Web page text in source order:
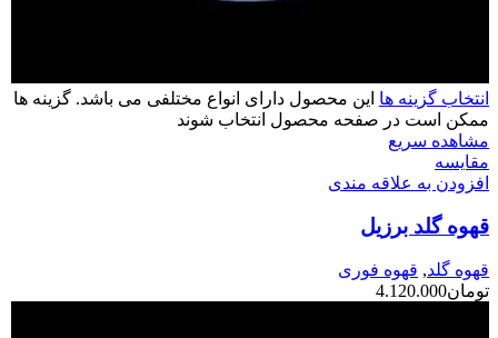
انتخاب گزینه ها این محصول دارای انواع مختلفی می باشد. گزینه ها
ممکن است در صفحه محصول انتخاب شوند
مشاهده سریع
مقایسه
افزودن به علاقه مندی
قهوه گلد برزیل
قهوه گلد, قهوه فوری
تومان4.120.000